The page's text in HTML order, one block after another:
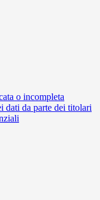
o incompleta
dati da parte dei titolari